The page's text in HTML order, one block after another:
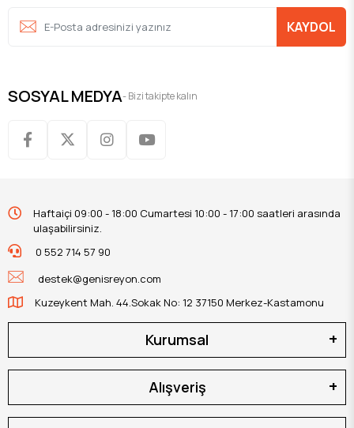
KAYDOL
SOSYAL MEDYA- Bizi takipte kalın
Haftaiçi 09:00 - 18:00 Cumartesi 10:00 - 17:00 saatleri arasında
ulaşabilirsiniz.
0 552 714 57 90
destek@genisreyon.com
Kuzeykent Mah. 44.Sokak No: 12 37150 Merkez-Kastamonu
Kurumsal
Alışveriş